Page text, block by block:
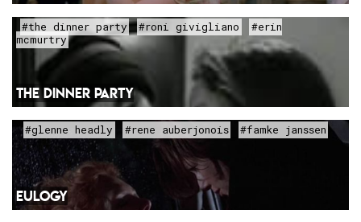
#the dinner party #roni givigliano
#erin
mcmurtry
THE DINNER PARTY
#glenne headly #rene auberjonois #famke janssen
EULOGY